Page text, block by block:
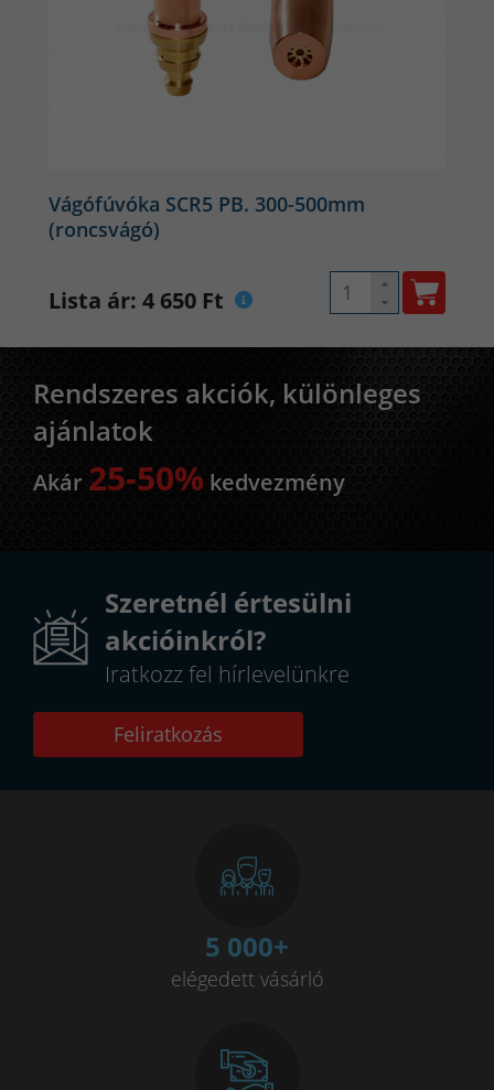
Vágófúvóka SCR5 PB. 300-500mm
(roncsvágó)
Lista ár: 4 650 Ft
Rendszeres akciók, különleges
ajánlatok
Akár 25-50% kedvezmény
Szeretnél értesülni
akcióinkról?
Iratkozz fel hírlevelünkre
Feliratkozás
5 000+
elégedett vásárló